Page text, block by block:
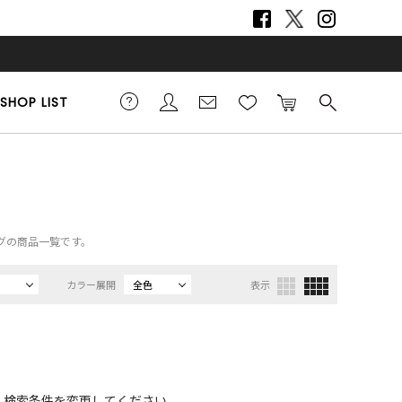
SHOP LIST
商品一覧です。
カラー展開 全色 表示